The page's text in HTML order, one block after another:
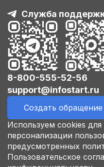
Служба
8-800-555-52-56
support@infostart.ru
Создать обращение
Используем cookies
персонализации
предусмотренных
Пользовательское